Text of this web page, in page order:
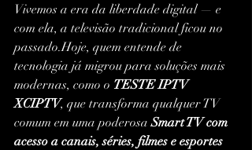
Vivemos a era da liberdade digital — e
com ela, a televisão tradicional ficou no
passado.Hoje, quem entende de
tecnologia já migrou para soluções mais
modernas, como o TESTE IPTV
XCIPTV, que transforma qualquer TV
comum em uma poderosa Smart TV com
acesso a canais, séries, filmes e esportes